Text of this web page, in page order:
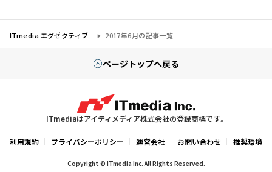
ITmedia エグゼクティブ 2017年6月の記事一覧
ページトップへ戻る
ITmediaはアイティメディア株式会社の登録商標です。
利用規約 プライバシーポリシー 運営会社 お問い合わせ 推奨環境
Copyright © ITmedia Inc. All Rights Reserved.